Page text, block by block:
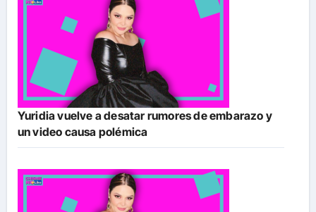
Yuridia vuelve a desatar rumores de embarazo y
un video causa polémica